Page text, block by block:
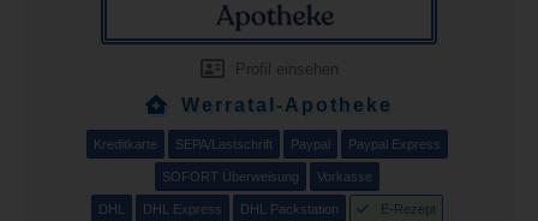
Profil einsehen
Werratal-Apotheke
Kreditkarte SEPA/Lastschrift Paypal Paypal Express
SOFORT Überweisung Vorkasse
DHL DHL Express DHL Packstation E-Rezept